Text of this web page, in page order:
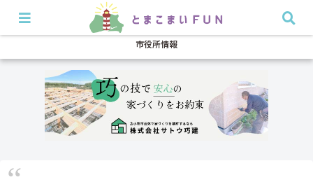
開店・閉店 イベント グルメ 特集 耳より
市役所情報